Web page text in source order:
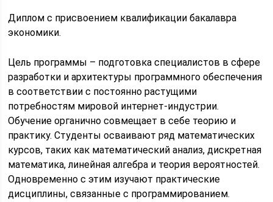
Диплом с присвоением квалификации бакалавра
экономики.
Цель программы – подготовка специалистов в сфере
разработки и архитектуры программного обеспечения
в соответствии с постоянно растущими
потребностям мировой интернет-индустрии.
Обучение органично совмещает в себе теорию и
практику. Студенты осваивают ряд математических
курсов, таких как математический анализ, дискретная
математика, линейная алгебра и теория вероятностей.
Одновременно с этим изучают практические
дисциплины, связанные с программированием.